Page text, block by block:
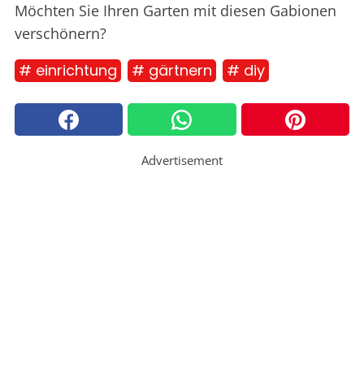
Möchten Sie Ihren Garten mit diesen Gabionen
verschönern?
# einrichtung # gärtnern # diy
Advertisement